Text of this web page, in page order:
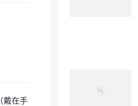
戴在手